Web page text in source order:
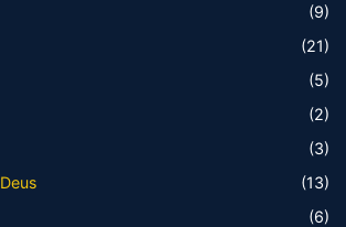
(9)
(21)
(5)
(2)
(3)
(13)
(6)